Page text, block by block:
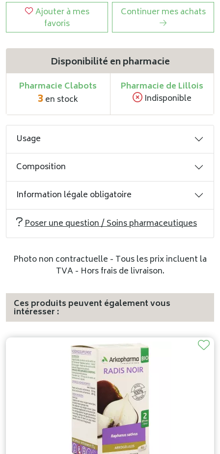
Ajouter à mes
favoris
Continuer mes achats
Disponibilité en pharmacie
Pharmacie Clabots
3en stock
Pharmacie de Lillois
Indisponible
Usage
Composition
Information légale obligatoire
Poser une question / Soins pharmaceutiques
Photo non contractuelle - Tous les prix incluent la
TVA - Hors frais de livraison.
Ces produits peuvent également vous
intéresser :